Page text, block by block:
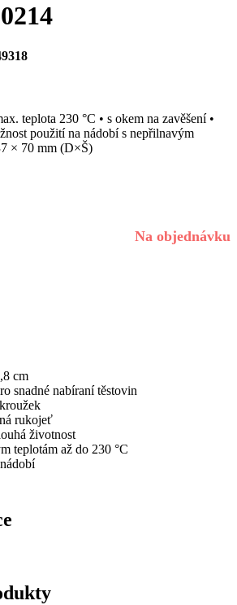
teplota 230 °C • s okem na zavěšení •
použití na nádobí s nepřilnavým
× 70 mm (D×Š)
Na objednávku
cm
snadné nabíraní těstovin
rukojeť
životnost
teplotám až do 230 °C